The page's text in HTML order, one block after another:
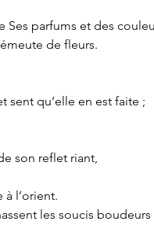
Ses parfums et des
de fleurs.
sent qu’elle en est faite ;
son reflet riant,
à l’orient.
les soucis